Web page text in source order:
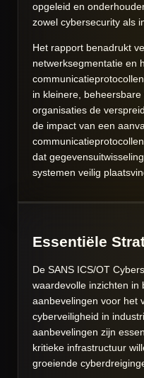
opgeleid en
zowel cybersecurity als
Het rapport benadrukt
netwerksegmentatie en
in kleinere,
organisaties de
de impact van een
dat
systemen veilig
Essentiële
De SANS ICS/OT
waardevolle inzichten in
aanbevelingen voor het
cyberveiligheid in
aanbevelingen zijn
kritieke infrastructuur
groeiende